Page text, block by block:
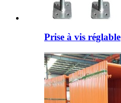
Prise à vis réglable